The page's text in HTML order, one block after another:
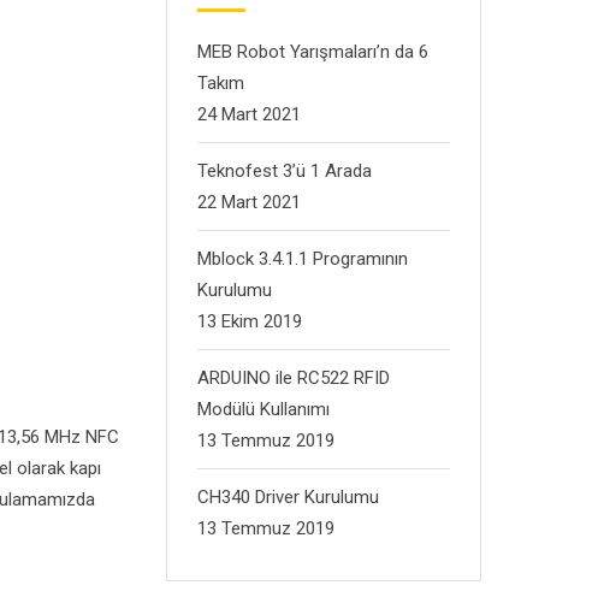
MHz NFC
olarak kapı
MEB Robot Yarışmaları’n da 6
Takım
24 Mart 2021
Teknofest 3’ü 1 Arada
22 Mart 2021
Mblock 3.4.1.1 Programının
Kurulumu
13 Ekim 2019
ARDUINO ile RC522 RFID
Modülü Kullanımı
13 Temmuz 2019
CH340 Driver Kurulumu
13 Temmuz 2019